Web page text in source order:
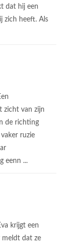
dat hij een
zich heeft. Als
zicht van zijn
de richting
ruzie
eenn ...
krijgt een
dat ze